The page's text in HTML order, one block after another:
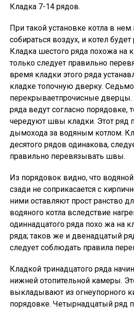
Кладка 7-14 рядов.
При такой установке котла в нем
собираться воздух, и котел
Кладка шестого ряда похожа на
только следует правильно
время кладки этого ряда
кладке топочную дверку.
перекрываетпрочисные
ряда ведут согласно порядовке,
чередуют швы кладки. Этот ряд
дымохода за водяным котлом.
десятого рядов одинакова,
правильно перевязывать швы.
Из порядовок видно, что
сзади не соприкасается с
ними оставляют прост ранство
водяного котла вследствие
одиннадцатого ряда похо жа на
ряда; таков же и двенадцатый
следует соблюдать правила
Кладкой тринадцатого ряда
нижней отопительной камеры.
выкладывают из огнеупорного
порядовке. Четырнадцатый ряд